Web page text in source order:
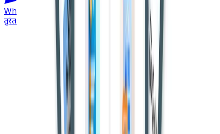
WhatsApp
तुरंत अपडेट पाएं